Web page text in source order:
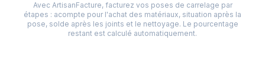
Avec ArtisanFacture, facturez vos poses de carrelage par
étapes : acompte pour l'achat des matériaux, situation après la
pose, solde après les joints et le nettoyage. Le pourcentage
restant est calculé automatiquement.